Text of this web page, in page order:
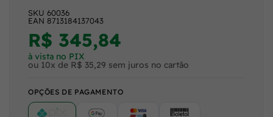
SKU 60036
EAN 8713184137043
R$ 345,84
à vista no PIX
ou 10x de R$ 35,29 sem juros no cartão
OPÇÕES DE PAGAMENTO